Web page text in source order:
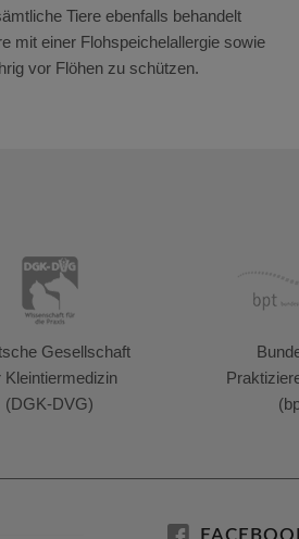
Tiere ebenfalls behandelt
mit einer Flohspeichelallergie sowie
vor Flöhen zu schützen.
Gesellschaft
Kleintiermedizin
(DGK-DVG)